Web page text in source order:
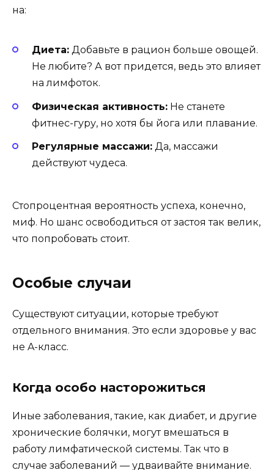
на:
Диета: Добавьте в рацион больше овощей.
Не любите? А вот придется, ведь это влияет
на лимфоток.
Физическая активность: Не станете
фитнес-гуру, но хотя бы йога или плавание.
Регулярные массажи: Да, массажи
действуют чудеса.
Стопроцентная вероятность успеха, конечно,
миф. Но шанс освободиться от застоя так велик,
что попробовать стоит.
Особые случаи
Существуют ситуации, которые требуют
отдельного внимания. Это если здоровье у вас
не A-класс.
Когда особо насторожиться
Иные заболевания, такие, как диабет, и другие
хронические болячки, могут вмешаться в
работу лимфатической системы. Так что в
случае заболеваний — удваивайте внимание.